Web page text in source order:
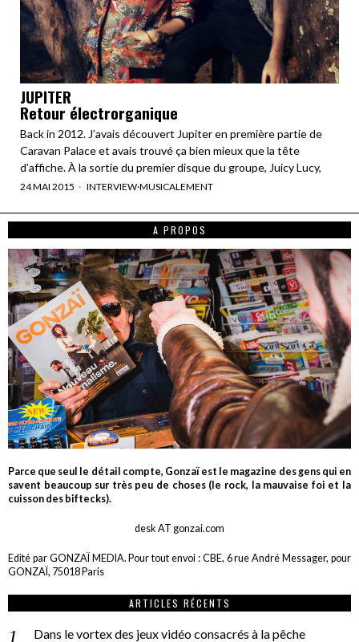
JUPITER
Retour électrorganique
Back in 2012. J’avais découvert Jupiter en première partie de
Caravan Palace et avais trouvé ça bien mieux que la tête
d’affiche. À la sortie du premier disque du groupe, Juicy Lucy,
24 MAI 2015 INTERVIEW·MUSICALEMENT
A PROPOS
Parce que seul le détail compte, Gonzaï est le magazine des gens qui en
savent beaucoup sur très peu de choses (le rock, la mauvaise foi et la
cuisson des biftecks).
desk AT gonzai.com
Edité par GONZAÏ MEDIA. Pour tout envoi : CBE, 6 rue André Messager, pour
GONZAÏ, 75018 Paris
ARTICLES RÉCENTS
Dans le vortex des jeux vidéo consacrés à la pêche